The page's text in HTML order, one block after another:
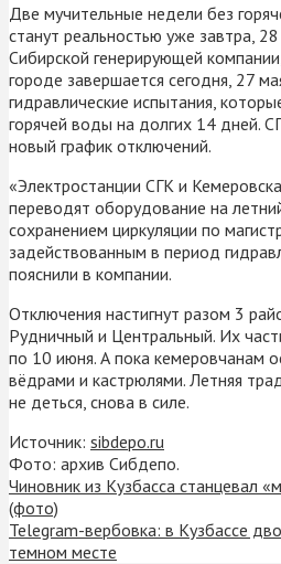
Две мучительные недели без
станут реальностью уже завтра,
Сибирской генерирующей
городе завершается сегодня, 27
гидравлические испытания,
горячей воды на долгих 14 дней.
новый график отключений.
«Электростанции СГК и
переводят оборудование на
сохранением циркуляции по
задействованным в период
пояснили в компании.
Отключения настигнут разом 3
Рудничный и Центральный. Их
по 10 июня. А пока кемеровчанам
вёдрами и кастрюлями. Летняя
не деться, снова в силе.
Источник: sibdepo.ru
Фото: архив Сибдепо.
Чиновник из Кузбасса станцевал
(фото)
Telegram-вербовка: в Кузбассе
темном месте